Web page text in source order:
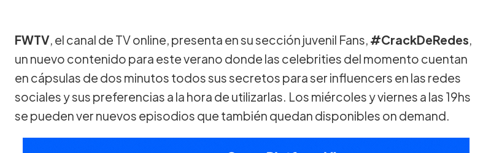
FWTV, el canal de TV online, presenta en su sección juvenil Fans, #CrackDeRedes,
un nuevo contenido para este verano donde las celebrities del momento cuentan
en cápsulas de dos minutos todos sus secretos para ser influencers en las redes
sociales y sus preferencias a la hora de utilizarlas. Los miércoles y viernes a las 19hs
se pueden ver nuevos episodios que también quedan disponibles on demand.